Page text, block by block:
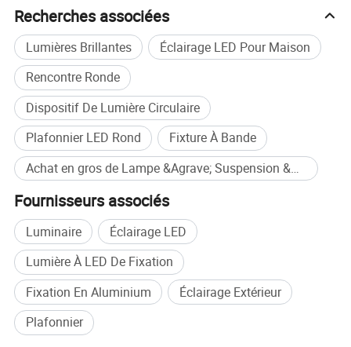
Recherches associées
Lumières Brillantes
Éclairage LED Pour Maison
Rencontre Ronde
Dispositif De Lumière Circulaire
Plafonnier LED Rond
Fixture À Bande
Achat en gros de Lampe &Agrave; Suspension &Agrave; Bandes De Triangles
Fournisseurs associés
Luminaire
Éclairage LED
Lumière À LED De Fixation
Fixation En Aluminium
Éclairage Extérieur
Plafonnier